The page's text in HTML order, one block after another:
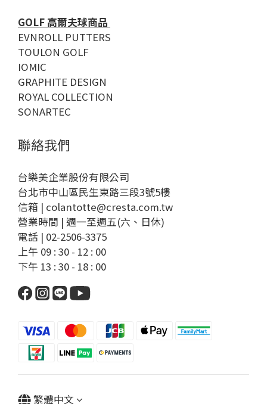
GOLF 高爾夫球商品
EVNROLL PUTTERS
TOULON GOLF
IOMIC
GRAPHITE DESIGN
ROYAL COLLECTION
SONARTEC
聯絡我們
台樂美企業股份有限公司
台北市中山區民生東路三段3號5樓
信箱 | colantotte@cresta.com.tw
營業時間 | 週一至週五(六、日休)
電話 | 02-2506-3375
上午 09 : 30 - 12 : 00
下午 13 : 30 - 18 : 00
繁體中文